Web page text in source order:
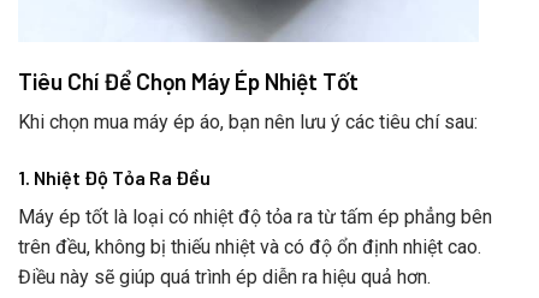
Tiêu Chí Để Chọn Máy Ép Nhiệt Tốt
Khi chọn mua máy ép áo, bạn nên lưu ý các tiêu chí sau:
1. Nhiệt Độ Tỏa Ra Đều
Máy ép tốt là loại có nhiệt độ tỏa ra từ tấm ép phẳng bên
trên đều, không bị thiếu nhiệt và có độ ổn định nhiệt cao.
Điều này sẽ giúp quá trình ép diễn ra hiệu quả hơn.